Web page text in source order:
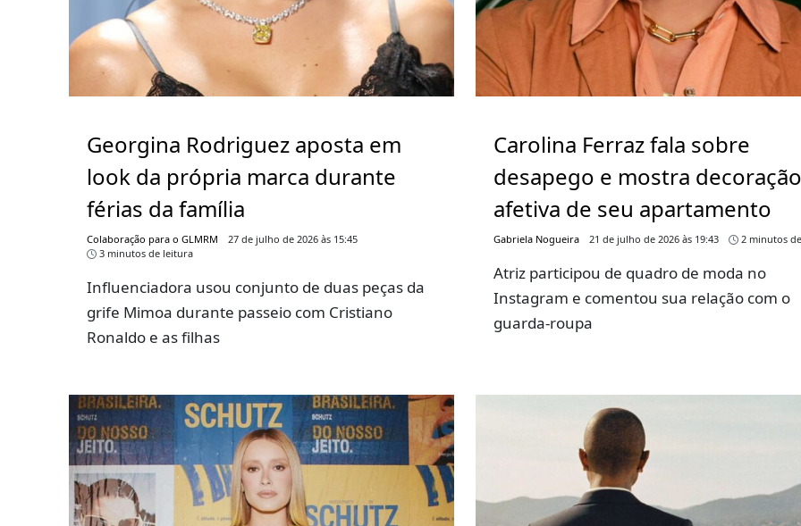
Georgina Rodriguez aposta em
look da própria marca durante
férias da família
Colaboração para o GLMRM
27 de julho de 2026 às 15:45
3 minutos de leitura
Influenciadora usou conjunto de duas peças da
grife Mimoa durante passeio com Cristiano
Ronaldo e as filhas
Carolina Ferraz fala sobre
desapego e mostra
afetiva de seu apartamento
Gabriela Nogueira 21 de julho de 2026 às 19:43 2 minutos
Atriz participou de quadro de moda no
Instagram e comentou sua relação com o
guarda-roupa